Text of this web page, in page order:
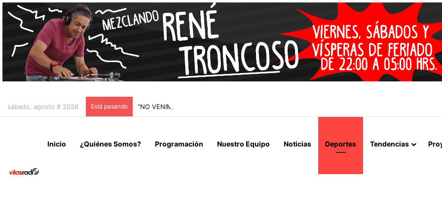
sábado, agosto 8 2026 Está pasando “NO VENIMOS A CELEBRAR LA MUERTE, SINO LA VIDA”: LA EMOTIVA ROMERÍA AL CEMENTERIO
Inicio ¿Quiénes Somos? Programación Nuestro Equipo Noticias Deportes Tendencias